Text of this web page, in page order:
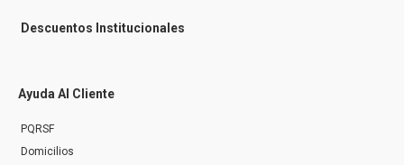
Descuentos Institucionales
Ayuda Al Cliente
PQRSF
Domicilios